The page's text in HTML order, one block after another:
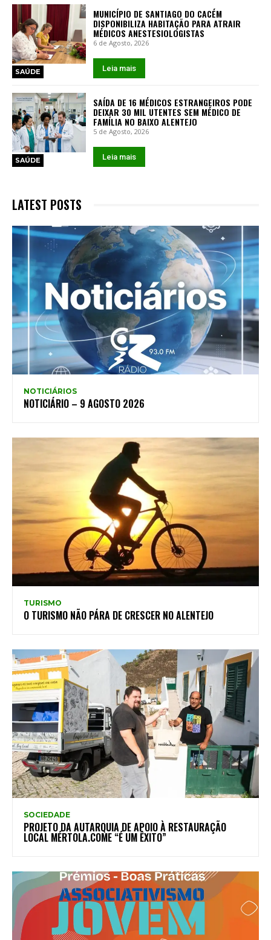
SAÚDE
MUNICÍPIO DE SANTIAGO DO CACÉM
DISPONIBILIZA HABITAÇÃO PARA ATRAIR
MÉDICOS ANESTESIOLOGISTAS
6 de Agosto, 2026
Leia mais
SAÚDE
SAÍDA DE 16 MÉDICOS ESTRANGEIROS PODE
DEIXAR 30 MIL UTENTES SEM MÉDICO DE
FAMÍLIA NO BAIXO ALENTEJO
5 de Agosto, 2026
Leia mais
LATEST POSTS
NOTICIÁRIOS
NOTICIÁRIO – 9 AGOSTO 2026
TURISMO
O TURISMO NÃO PÁRA DE CRESCER NO ALENTEJO
SOCIEDADE
PROJETO DA AUTARQUIA DE APOIO À RESTAURAÇÃO
LOCAL MÉRTOLA.COME “É UM ÊXITO”